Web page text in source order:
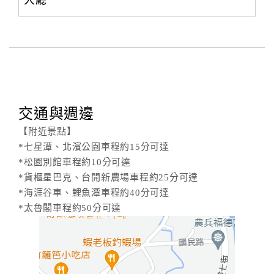
交通與週邊
【附近景點】
*七星潭、北濱公園車程約15分可達
*松園別館車程約10分可達
*貨櫃星巴克、台開新農場車程約25分可達
*海涯谷車、鯉魚潭車程約40分可達
*太魯閣車程約50分可達